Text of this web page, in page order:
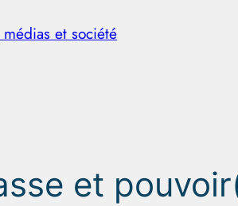
et société
et